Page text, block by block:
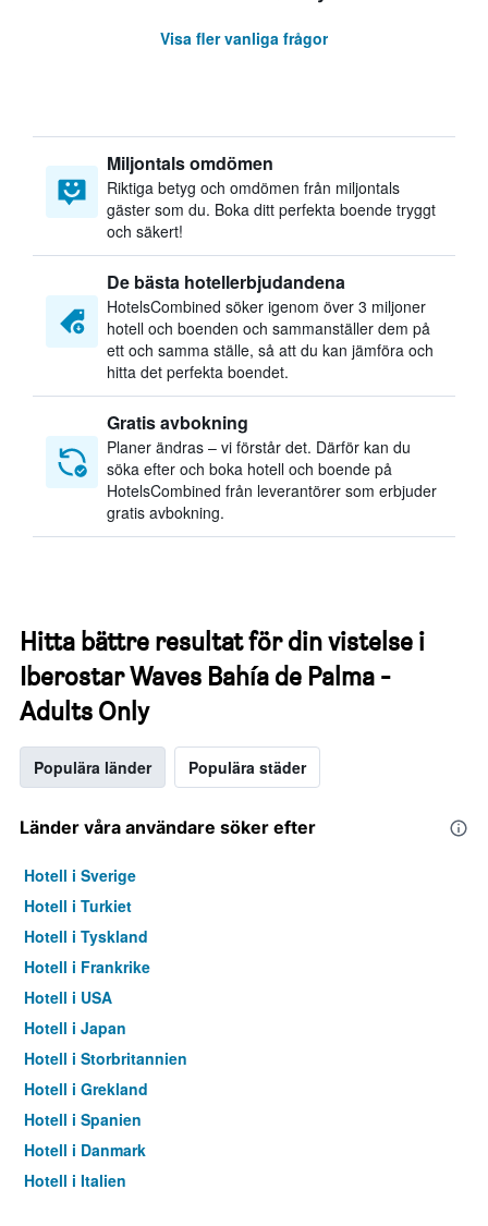
Visa fler vanliga frågor
Miljontals omdömen
Riktiga betyg och omdömen från miljontals
gäster som du. Boka ditt perfekta boende tryggt
och säkert!
De bästa hotellerbjudandena
HotelsCombined söker igenom över 3 miljoner
hotell och boenden och sammanställer dem på
ett och samma ställe, så att du kan jämföra och
hitta det perfekta boendet.
Gratis avbokning
Planer ändras – vi förstår det. Därför kan du
söka efter och boka hotell och boende på
HotelsCombined från leverantörer som erbjuder
gratis avbokning.
Hitta bättre resultat för din vistelse i
Iberostar Waves Bahía de Palma -
Adults Only
Populära länder Populära städer
Länder våra användare söker efter
Hotell i Sverige
Hotell i Turkiet
Hotell i Tyskland
Hotell i Frankrike
Hotell i USA
Hotell i Japan
Hotell i Storbritannien
Hotell i Grekland
Hotell i Spanien
Hotell i Danmark
Hotell i Italien